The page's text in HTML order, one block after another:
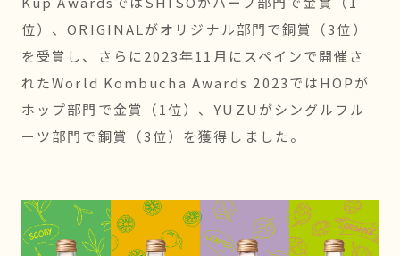
位）、ORIGINALがオリジナル部門で銅賞（3位）
を受賞し、さらに2023年11月にスペインで開催さ
れたWorld Kombucha Awards 2023ではHOPが
ホップ部門で金賞（1位）、YUZUがシングルフル
ーツ部門で銅賞（3位）を獲得しました。